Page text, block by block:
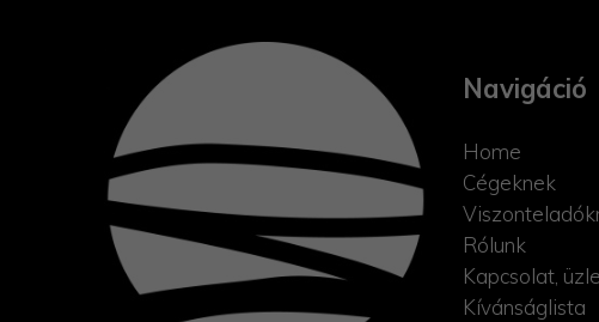
Navigáció
Home
Cégeknek
Rólunk
Kapcsolat,
Kívánságlista